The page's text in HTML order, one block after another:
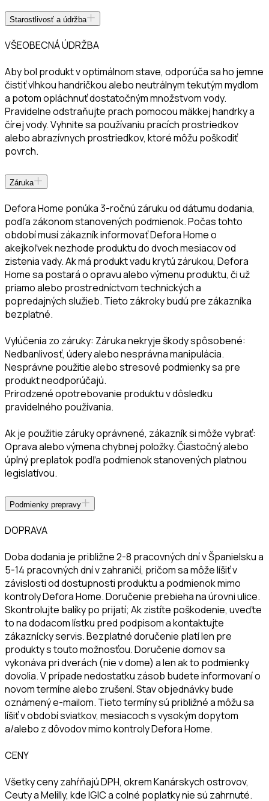
Starostlivosť a údržba
VŠEOBECNÁ ÚDRŽBA
Aby bol produkt v optimálnom stave, odporúča sa ho jemne
čistiť vlhkou handričkou alebo neutrálnym tekutým mydlom
a potom opláchnuť dostatočným množstvom vody.
Pravidelne odstraňujte prach pomocou mäkkej handrky a
čírej vody. Vyhnite sa používaniu pracích prostriedkov
alebo abrazívnych prostriedkov, ktoré môžu poškodiť
povrch.
Záruka
Defora Home ponúka 3-ročnú záruku od dátumu dodania,
podľa zákonom stanovených podmienok. Počas tohto
období musí zákazník informovať Defora Home o
akejkoľvek nezhode produktu do dvoch mesiacov od
zistenia vady. Ak má produkt vadu krytú zárukou, Defora
Home sa postará o opravu alebo výmenu produktu, či už
priamo alebo prostredníctvom technických a
popredajných služieb. Tieto zákroky budú pre zákazníka
bezplatné.
Vylúčenia zo záruky: Záruka nekryje škody spôsobené:
Nedbanlivosť, údery alebo nesprávna manipulácia.
Nesprávne použitie alebo stresové podmienky sa pre
produkt neodporúčajú.
Prirodzené opotrebovanie produktu v dôsledku
pravidelného používania.
Ak je použitie záruky oprávnené, zákazník si môže vybrať:
Oprava alebo výmena chybnej položky. Čiastočný alebo
úplný preplatok podľa podmienok stanovených platnou
legislatívou.
Podmienky prepravy
DOPRAVA
Doba dodania je približne 2-8 pracovných dní v Španielsku a
5-14 pracovných dní v zahraničí, pričom sa môže líšiť v
závislosti od dostupnosti produktu a podmienok mimo
kontroly Defora Home. Doručenie prebieha na úrovni ulice.
Skontrolujte balíky po prijatí; Ak zistíte poškodenie, uveďte
to na dodacom lístku pred podpisom a kontaktujte
zákaznícky servis. Bezplatné doručenie platí len pre
produkty s touto možnosťou. Doručenie domov sa
vykonáva pri dverách (nie v dome) a len ak to podmienky
dovolia. V prípade nedostatku zásob budete informovaní o
novom termíne alebo zrušení. Stav objednávky bude
oznámený e-mailom. Tieto termíny sú približné a môžu sa
líšiť v období sviatkov, mesiacoch s vysokým dopytom
a/alebo z dôvodov mimo kontroly Defora Home.
CENY
Všetky ceny zahŕňajú DPH, okrem Kanárskych ostrovov,
Ceuty a Melilly, kde IGIC a colné poplatky nie sú zahrnuté.